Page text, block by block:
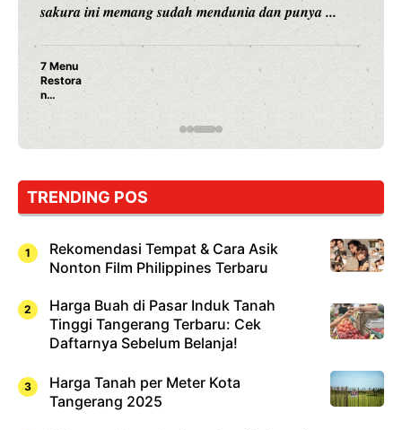
sakura ini memang sudah mendunia dan punya ...
7 Menu
Restora
n
Jepang
Dicoba,
Cuma
Sushi!
TRENDING POS
Rekomendasi Tempat & Cara Asik
Nonton Film Philippines Terbaru
Harga Buah di Pasar Induk Tanah
Tinggi Tangerang Terbaru: Cek
Daftarnya Sebelum Belanja!
Harga Tanah per Meter Kota
Tangerang 2025